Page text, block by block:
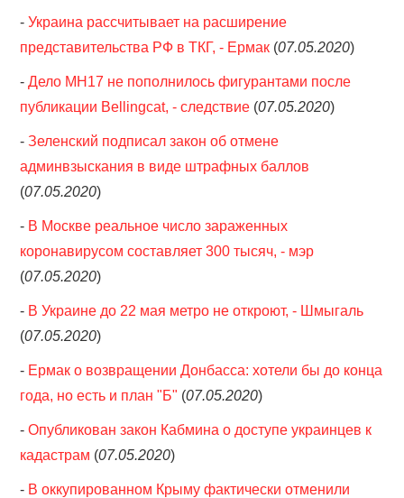
-Украина рассчитывает на расширение
представительства РФ в ТКГ, - Ермак (07.05.2020)
-Дело MH17 не пополнилось фигурантами после
публикации Bellingcat, - следствие (07.05.2020)
-Зеленский подписал закон об отмене
админвзыскания в виде штрафных баллов
(07.05.2020)
- В Москве реальное число зараженных
коронавирусом составляет 300 тысяч, - мэр
(07.05.2020)
- В Украине до 22 мая метро не откроют, - Шмыгаль
(07.05.2020)
- Ермак о возвращении Донбасса: хотели бы до конца
года, но есть и план "Б" (07.05.2020)
-Опубликован закон Кабмина о доступе украинцев к
кадастрам (07.05.2020)
- В оккупированном Крыму фактически отменили